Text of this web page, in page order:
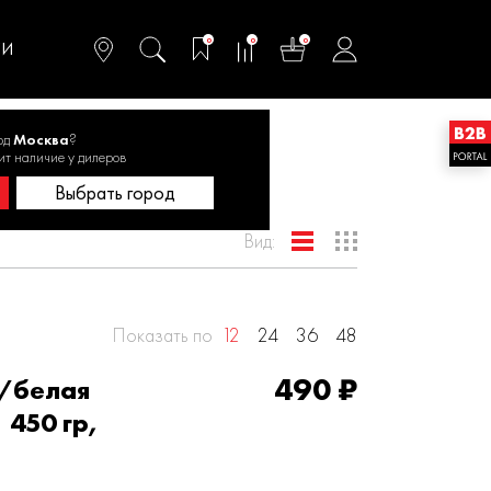
0 0 0
Москва?
наличие у дилеров
Выбрать город
Вид:
Показать по 12 24 36 48
белая
450 гр,
490 ₽